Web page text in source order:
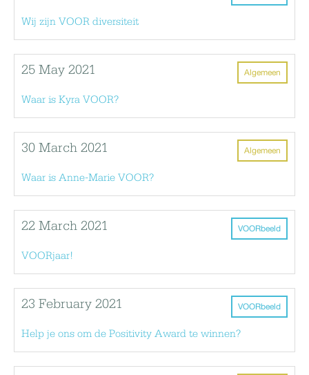
Wij zijn VOOR diversiteit
Algemeen
25 May 2021
Waar is Kyra VOOR?
Algemeen
30 March 2021
Waar is Anne-Marie VOOR?
VOORbeeld
22 March 2021
VOORjaar!
VOORbeeld
23 February 2021
Help je ons om de Positivity Award te winnen?